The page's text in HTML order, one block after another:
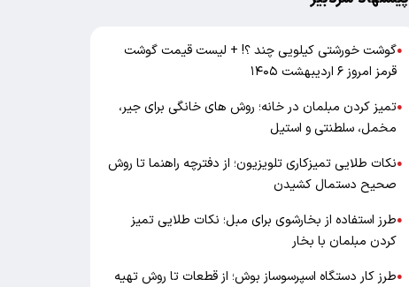
●گوشت خورشتی کیلویی چند ؟! + لیست قیمت گوشت
قرمز امروز ۶ اردیبهشت ۱۴۰۵
●تمیز کردن مبلمان در خانه؛ روش های خانگی برای جیر،
مخمل، سلطنتی و استیل
●نکات طلایی تمیزکاری تلویزیون؛ از دفترچه راهنما تا روش
صحیح دستمال کشیدن
●طرز استفاده از بخارشوی برای مبل؛ نکات طلایی تمیز
کردن مبلمان با بخار
●طرز کار دستگاه اسپرسوساز بوش؛ از قطعات تا روش تهیه